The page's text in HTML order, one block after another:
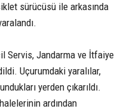
sürücüsü ile arkasında
Servis, Jandarma ve İtfaiye
Uçurumdaki yaralılar,
yerden çıkarıldı.
ardından